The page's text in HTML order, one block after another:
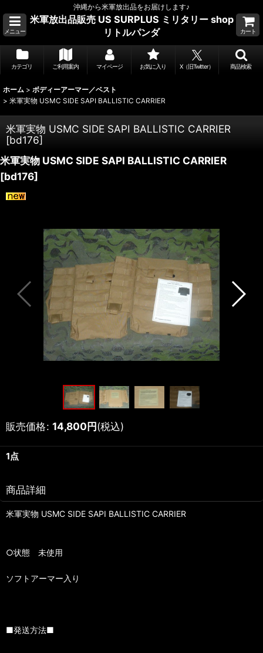
沖縄から米軍放出品をお届けします♪
メニュー
米軍放出品販売 US SURPLUS ミリタリー shop
リトルパンダ
カート
カテゴリ ご利用案内 マイページ お気に入り X（旧Twitter） 商品検索
ホーム > ボディーアーマー／ベスト
> 米軍実物 USMC SIDE SAPI BALLISTIC CARRIER
米軍実物 USMC SIDE SAPI BALLISTIC CARRIER
[bd176]
米軍実物 USMC SIDE SAPI BALLISTIC CARRIER
[bd176]
販売価格: 14,800円(税込)
1点
商品詳細
米軍実物 USMC SIDE SAPI BALLISTIC CARRIER
○状態 未使用
ソフトアーマー入り
■発送方法■